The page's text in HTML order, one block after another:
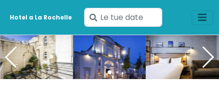
Hotel a La Rochelle
Inserisci
le
tue
date